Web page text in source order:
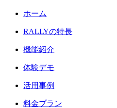
ホーム
RALLYの特長
機能紹介
体験デモ
活用事例
料金プラン